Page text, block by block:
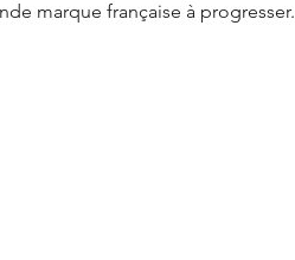
marque française à progresser.